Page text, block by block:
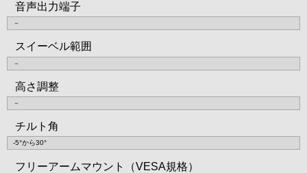
音声出力端子
－
スイーベル範囲
－
高さ調整
－
チルト角
-5°から30°
フリーアームマウント（VESA規格）